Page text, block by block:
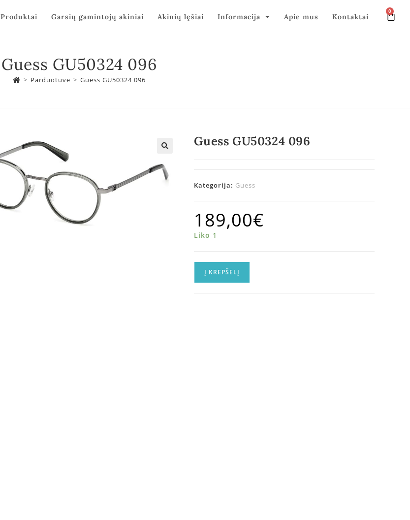
Produktai Garsių gamintojų akiniai Akinių lęšiai Informacija Apie mus Kontaktai
0
Guess GU50324 096
> Parduotuvė > Guess GU50324 096
Guess GU50324 096
Kategorija: Guess
189,00€
Liko 1
Į KREPŠELĮ